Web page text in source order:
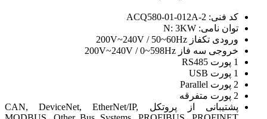
کد فنی: ACQ580-01-012A-2
توان نامی: N: 3KW
ورودی تکفاز 200V~240V / 50~60Hz
خروجی سه فاز 200V~240V / 0~598Hz
1 پورت RS485
1 پورت USB
2 پورت Parallel
2 پورت متفرقه
پشتیبانی از پروتکل CAN, DeviceNet, EtherNet/IP,